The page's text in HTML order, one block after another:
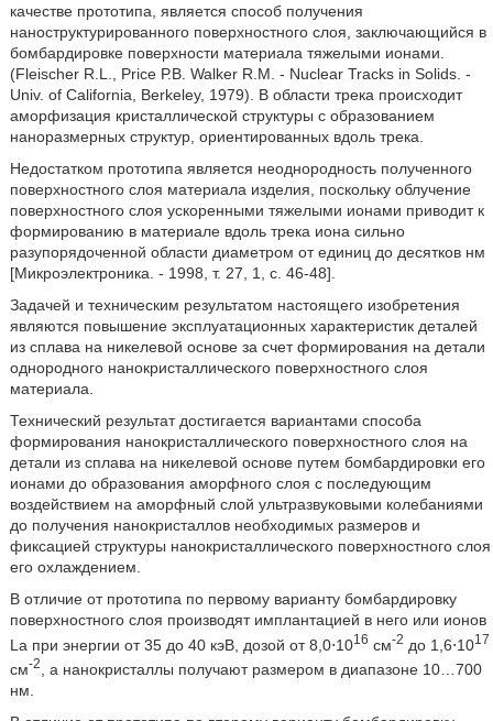
качестве прототипа, является способ получения
наноструктурированного поверхностного слоя, заключающийся в
бомбардировке поверхности материала тяжелыми ионами.
(Fleischer R.L., Price Р.В. Walker R.M. - Nuclear Tracks in Solids. -
Univ. of California, Berkeley, 1979). В области трека происходит
аморфизация кристаллической структуры с образованием
наноразмерных структур, ориентированных вдоль трека.
Недостатком прототипа является неоднородность полученного
поверхностного слоя материала изделия, поскольку облучение
поверхностного слоя ускоренными тяжелыми ионами приводит к
формированию в материале вдоль трека иона сильно
разупорядоченной области диаметром от единиц до десятков нм
[Микроэлектроника. - 1998, т. 27, 1, с. 46-48].
Задачей и техническим результатом настоящего изобретения
являются повышение эксплуатационных характеристик деталей
из сплава на никелевой основе за счет формирования на детали
однородного нанокристаллического поверхностного слоя
материала.
Технический результат достигается вариантами способа
формирования нанокристаллического поверхностного слоя на
детали из сплава на никелевой основе путем бомбардировки его
ионами до образования аморфного слоя с последующим
воздействием на аморфный слой ультразвуковыми колебаниями
до получения нанокристаллов необходимых размеров и
фиксацией структуры нанокристаллического поверхностного слоя
его охлаждением.
В отличие от прототипа по первому варианту бомбардировку
поверхностного слоя производят имплантацией в него или ионов
La при энергии от 35 до 40 кэВ, дозой от 8,0⋅1016 см-2 до 1,6⋅1017
см-2
, а нанокристаллы получают размером в диапазоне 10…700
нм.